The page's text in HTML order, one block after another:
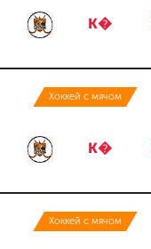
К�
Хоккей с мячом
К�
Хоккей с мячом